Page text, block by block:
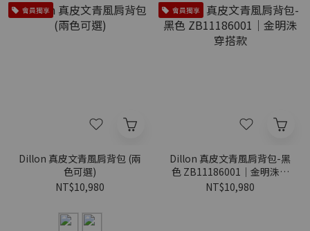
會員獨享
Dillon 真皮文青風肩背包 (兩
色可選)
NT$10,980
會員獨享
Dillon 真皮文青風肩背包-黑
色 ZB11186001｜金明洙穿
搭款
NT$10,980